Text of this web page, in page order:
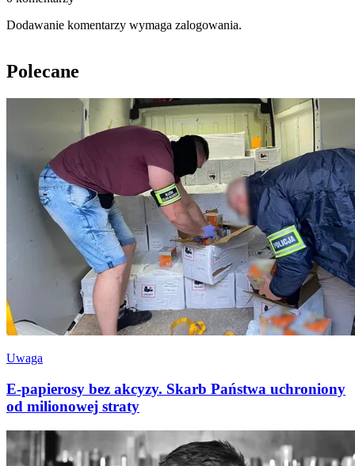
Dodawanie komentarzy wymaga zalogowania.
Polecane
Uwaga
E-papierosy bez akcyzy. Skarb Państwa uchroniony
od milionowej straty